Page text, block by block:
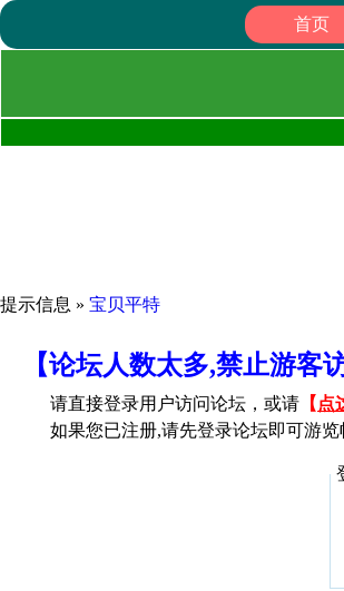
首页
提示信息 » 宝贝平特
【论坛人数太多,禁止游
请直接登录用户访问论坛，或请 【 点
如果您已注册,请先登录论坛即可游览